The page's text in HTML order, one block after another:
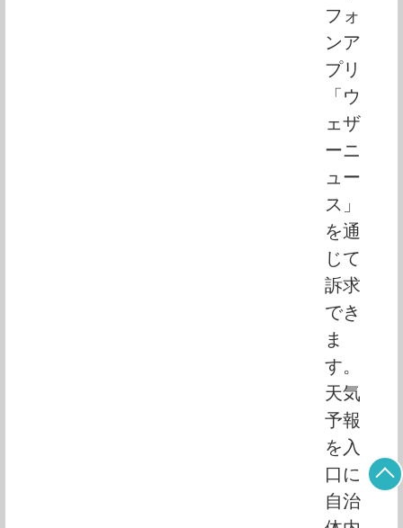
フォ
ンア
プリ
「ウ
ェザ
ーニ
ュー
ス」
を通
じて
訴求
でき
ま
す。
天気
予報
を入
口に
自治